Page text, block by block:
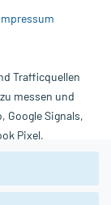
Bitte
benutzt
Hinweise in
Bestellung
Trafficquellen
messen und
Google Signals,
Pixel,